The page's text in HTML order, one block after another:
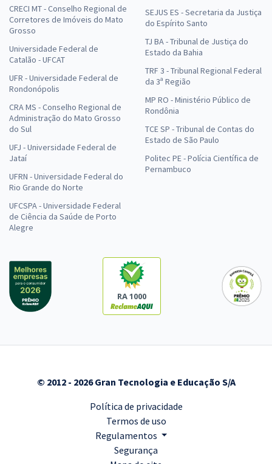
CRECI MT - Conselho Regional de
Corretores de Imóveis do Mato
Grosso
Universidade Federal de
Catalão - UFCAT
UFR - Universidade Federal de
Rondonópolis
CRA MS - Conselho Regional de
Administração do Mato Grosso
do Sul
UFJ - Universidade Federal de
Jataí
UFRN - Universidade Federal do
Rio Grande do Norte
UFCSPA - Universidade Federal
de Ciência da Saúde de Porto
Alegre
SEJUS ES - Secretaria da Justiça
do Espírito Santo
TJ BA - Tribunal de Justiça do
Estado da Bahia
TRF 3 - Tribunal Regional Federal
da 3ª Região
MP RO - Ministério Público de
Rondônia
TCE SP - Tribunal de Contas do
Estado de São Paulo
Politec PE - Polícia Científica de
Pernambuco
RA 1000
© 2012 - 2026 Gran Tecnologia e Educação S/A
Política de privacidade
Termos de uso
Regulamentos
Segurança